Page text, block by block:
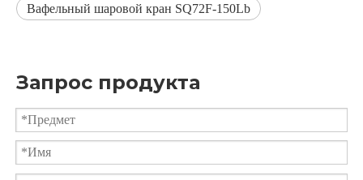
Вафельный шаровой кран SQ72F-150Lb
Запрос продукта